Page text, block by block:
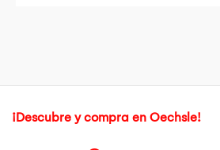
¡Descubre y compra en Oechsle!